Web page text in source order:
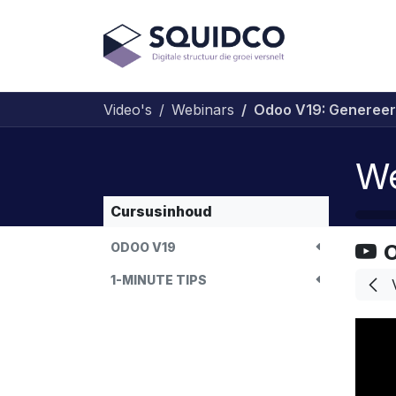
Video's Webinars Odoo V19:
Cursusinhoud
ODOO V19
1-MINUTE TIPS